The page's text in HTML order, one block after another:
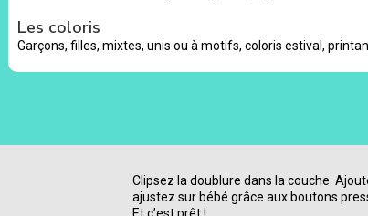
Les coloris
Garçons, filles, mixtes, unis ou à motifs, coloris estival,
Clipsez la doublure dans la couche.
ajustez sur bébé grâce aux boutons
Et c’est prêt !